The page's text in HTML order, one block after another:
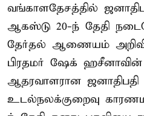
வங்காளதேசத்தில்
ஆகஸ்டு 20-ந் தேதி
தேர்தல் ஆணையம்
பிரதமர் ஷேக் ஹசீனாவின்
ஆதரவாளரான
உடல்நலக்குறைவு